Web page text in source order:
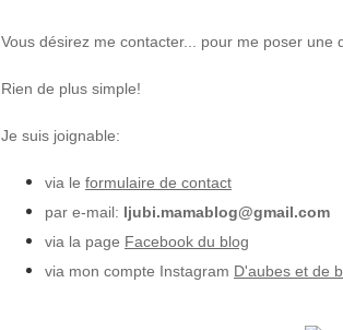
Vous désirez me contacter... pour me poser
Rien de plus simple!
Je suis joignable:
via le formulaire de contact
par e-mail: ljubi.mamablog@gmail.com
via la page Facebook du blog
via mon compte Instagram D'aubes et de